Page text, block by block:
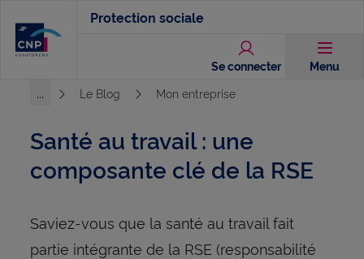
contenu
Protection sociale
Se connecter Menu
...
Le Blog Mon entreprise
Santé au travail : une
composante clé de la RSE
Saviez-vous que la santé au travail fait
partie intégrante de la RSE (responsabilité